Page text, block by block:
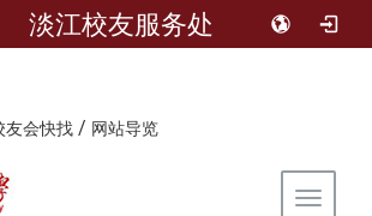
淡江校友服务处
友会快找 / 网站导览
Toggle